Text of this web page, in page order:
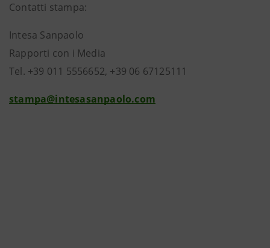
Contatti stampa:
Intesa Sanpaolo
Rapporti con i Media
Tel. +39 011 5556652, +39 06 67125111
stampa@intesasanpaolo.com